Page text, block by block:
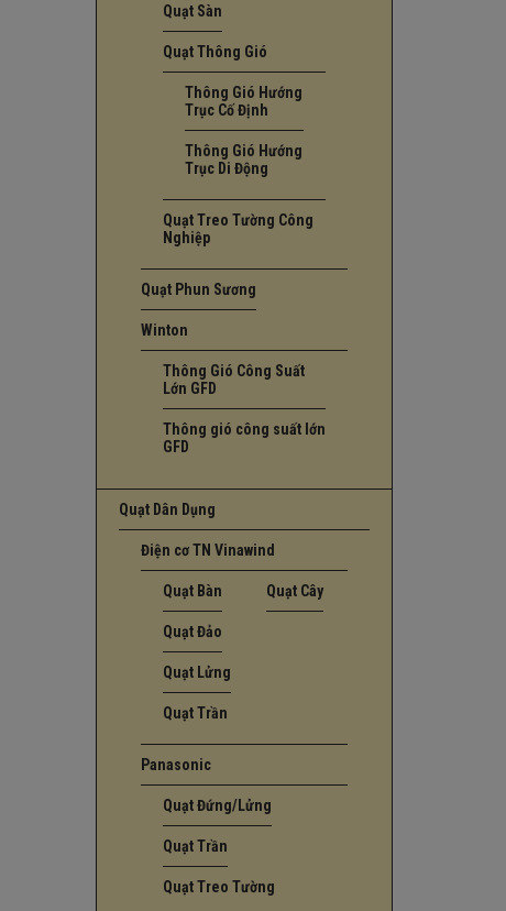
Quạt Sàn
Quạt Thông Gió
Thông Gió Hướng
Trục Cố Định
Thông Gió Hướng
Trục Di Động
Quạt Treo Tường Công
Nghiệp
Quạt Phun Sương
Winton
Thông Gió Công Suất
Lớn GFD
Thông gió công suất lớn
GFD
Quạt Dân Dụng
Điện cơ TN Vinawind
Quạt Bàn Quạt Cây
Quạt Đảo
Quạt Lửng
Quạt Trần
Panasonic
Quạt Đứng/Lửng
Quạt Trần
Quạt Treo Tường